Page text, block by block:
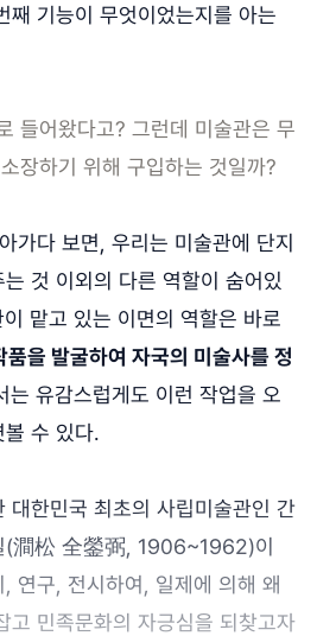
째 기능이 무엇이었는지를 아는
들어왔다고? 그런데 미술관은 무
장하기 위해 구입하는 것일까?
가다 보면, 우리는 미술관에 단지
것 이외의 다른 역할이 숨어있
맡고 있는 이면의 역할은 바로
을 발굴하여 자국의 미술사를 정
는 유감스럽게도 이런 작업을 오
볼 수 있다.
대한민국 최초의 사립미술관인 간
(澗松 全鎣弼, 1906~1962)이
연구, 전시하여, 일제에 의해 왜
고 민족문화의 자긍심을 되찾고자